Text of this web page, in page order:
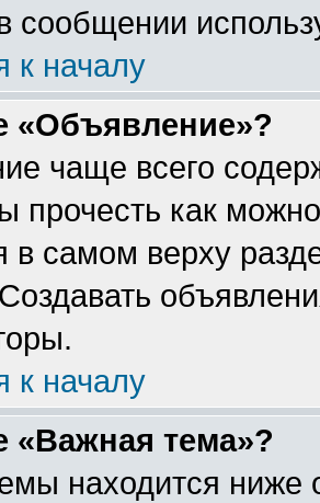
сообщении
к началу
«Объявление»?
чаще всего
прочесть как
в самом верху
к началу
«Важная тема»?
находится ниже